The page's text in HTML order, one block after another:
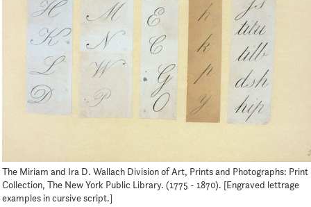
The Miriam and Ira D. Wallach Division of Art, Prints and Photographs: Print
Collection, The New York Public Library. (1775 - 1870). [Engraved lettrage
examples in cursive script.]